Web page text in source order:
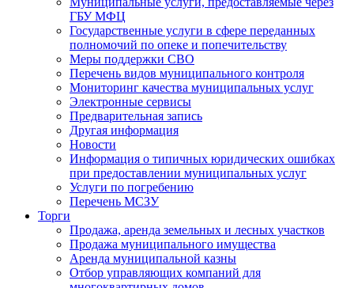
ГБУ МФЦ
Государственные услуги в сфере переданных
полномочий по опеке и попечительству
Меры поддержки СВО
Перечень видов муниципального контроля
Мониторинг качества муниципальных услуг
Электронные сервисы
Предварительная запись
Другая информация
Новости
Информация о типичных юридических ошибках
при предоставлении муниципальных услуг
Услуги по погребению
Перечень МСЗУ
Торги
Продажа, аренда земельных и лесных участков
Продажа муниципального имущества
Аренда муниципальной казны
Отбор управляющих компаний для